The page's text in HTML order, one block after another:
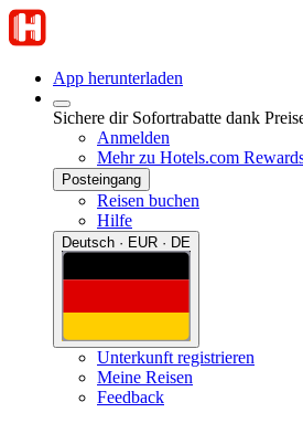
App herunterladen
Sichere dir Sofortrabatte dank
Anmelden
Mehr zu Hotels.com
Posteingang
Reisen buchen
Hilfe
Deutsch · EUR · DE
Unterkunft registrieren
Meine Reisen
Feedback